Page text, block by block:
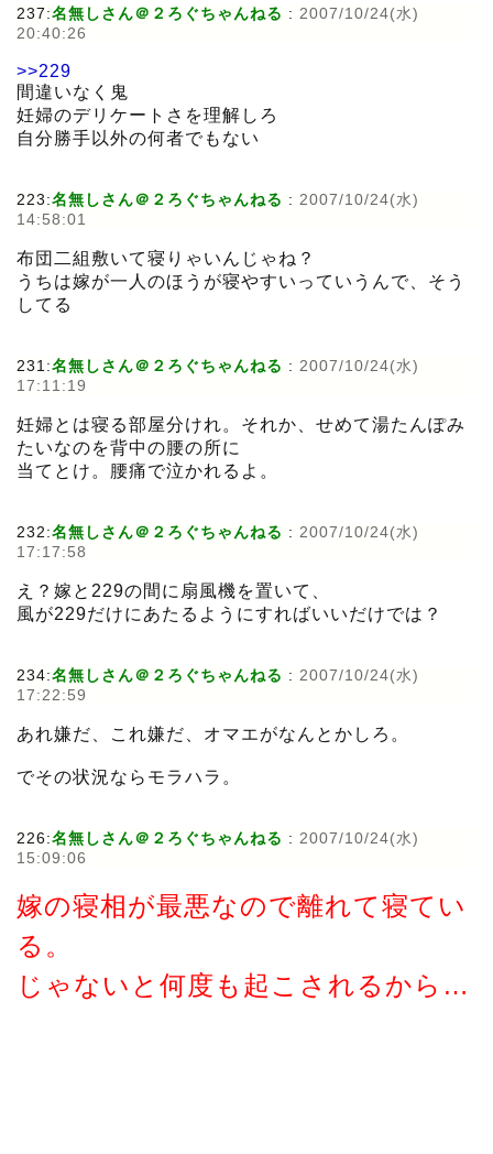
237:名無しさん＠２ろぐちゃんねる : 2007/10/24(水)
20:40:26
>>229
間違いなく鬼
妊婦のデリケートさを理解しろ
自分勝手以外の何者でもない
223:名無しさん＠２ろぐちゃんねる : 2007/10/24(水)
14:58:01
布団二組敷いて寝りゃいんじゃね？
うちは嫁が一人のほうが寝やすいっていうんで、そう
してる
231:名無しさん＠２ろぐちゃんねる : 2007/10/24(水)
17:11:19
妊婦とは寝る部屋分けれ。それか、せめて湯たんぽみ
たいなのを背中の腰の所に
当てとけ。腰痛で泣かれるよ。
232:名無しさん＠２ろぐちゃんねる : 2007/10/24(水)
17:17:58
え？嫁と229の間に扇風機を置いて、
風が229だけにあたるようにすればいいだけでは？
234:名無しさん＠２ろぐちゃんねる : 2007/10/24(水)
17:22:59
あれ嫌だ、これ嫌だ、オマエがなんとかしろ。
でその状況ならモラハラ。
226:名無しさん＠２ろぐちゃんねる : 2007/10/24(水)
15:09:06
嫁の寝相が最悪なので離れて寝てい
る。
じゃないと何度も起こされるから…